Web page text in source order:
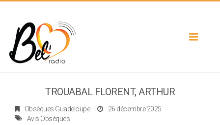
Toggle
TROUABAL FLORENT, ARTHUR
Obsèques Guadeloupe
26 décembre 2025
Avis Obsèques